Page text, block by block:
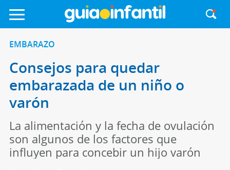
EMBARAZO
Consejos para quedar
embarazada de un niño o
varón
La alimentación y la fecha de ovulación
son algunos de los factores que
influyen para concebir un hijo varón